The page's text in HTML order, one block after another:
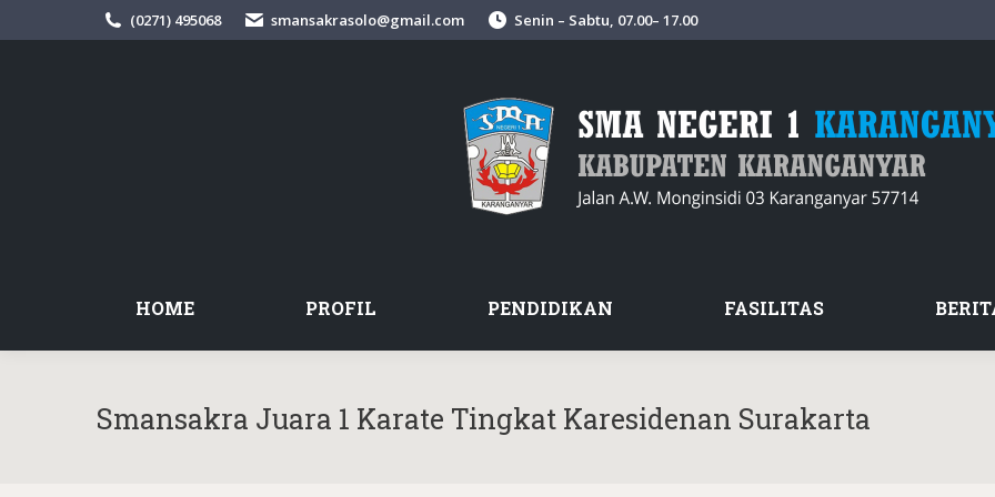
(0271) 495068 smansakrasolo@gmail.com Senin – Sabtu, 07.00– 17.00
HOME PROFIL PENDIDIKAN FASILITAS
Smansakra Juara 1 Karate Tingkat Karesidenan Surakarta